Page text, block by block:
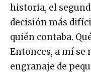
historia, el
decisión más
quién contaba.
Entonces, a mí se
engranaje de